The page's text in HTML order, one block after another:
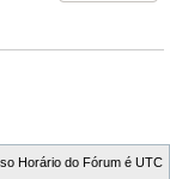
Horário do Fórum é UTC